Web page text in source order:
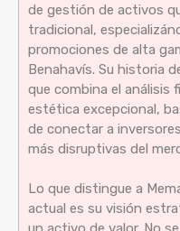
de gestión de activos
tradicional,
promociones de alta
Benahavís. Su historia
que combina el análisis
estética excepcional,
de conectar a
más disruptivas del
Lo que distingue a
actual es su visión